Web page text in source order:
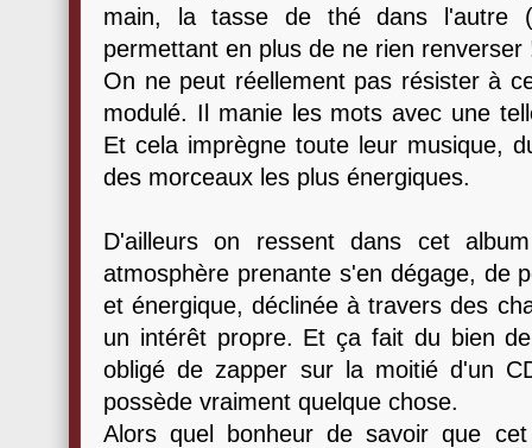
main, la tasse de thé dans l'autre
permettant en plus de ne rien renverser
On ne peut réellement pas résister à
modulé. Il manie les mots avec une
Et cela imprègne toute leur musique,
des morceaux les plus énergiques.
D'ailleurs on ressent dans cet
atmosphère prenante s'en dégage, de
et énergique, déclinée à travers des
un intérêt propre. Et ça fait du bien
obligé de zapper sur la moitié d'un
possède vraiment quelque chose.
Alors quel bonheur de savoir que